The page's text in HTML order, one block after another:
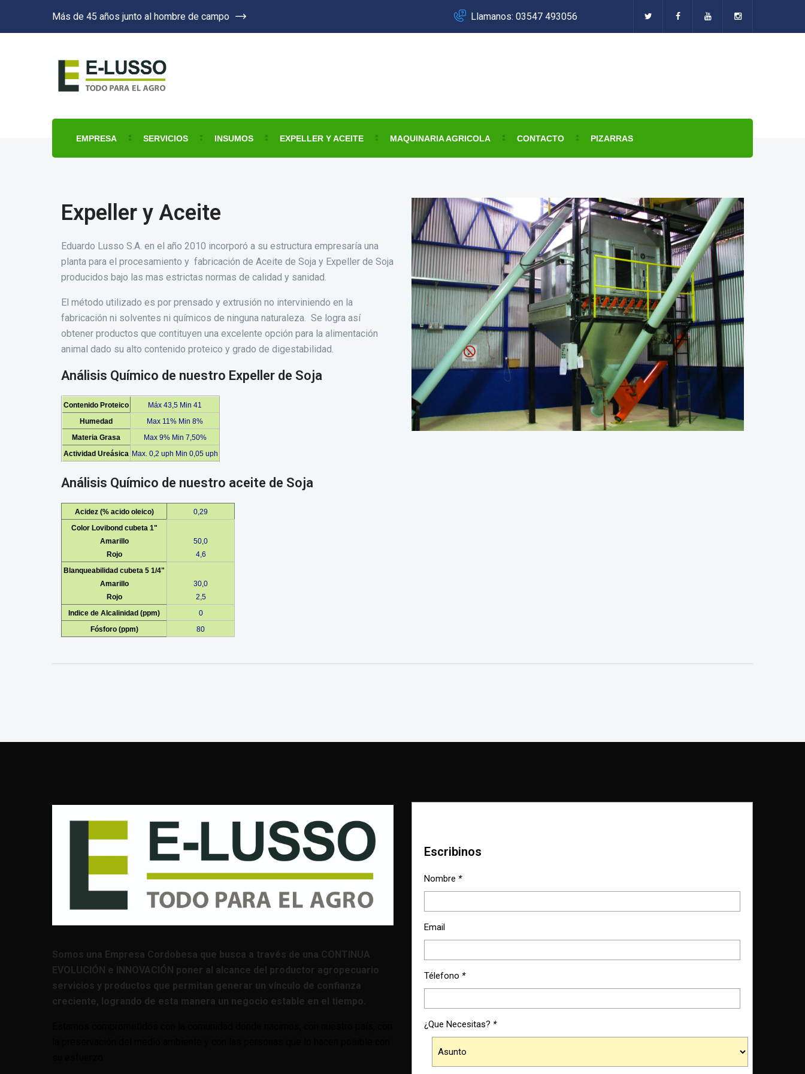
Más de 45 años junto al hombre de campo Llamanos: 03547 493056
EMPRESA SERVICIOS INSUMOS EXPELLER Y ACEITE MAQUINARIA AGRICOLA CONTACTO PIZARRAS
Expeller y Aceite
Eduardo Lusso S.A. en el año 2010 incorporó a su estructura empresaría una
planta para el procesamiento y fabricación de Aceite de Soja y Expeller de Soja
producidos bajo las mas estrictas normas de calidad y sanidad.
El método utilizado es por prensado y extrusión no interviniendo en la
fabricación ni solventes ni químicos de ninguna naturaleza. Se logra así
obtener productos que contituyen una excelente opción para la alimentación
animal dado su alto contenido proteico y grado de digestabilidad.
Análisis Químico de nuestro Expeller de Soja
Contenido Proteico
Máx 43,5 Min 41
Humedad
Max 11% Min 8%
Materia Grasa
Max 9% Min 7,50%
Actividad Ureásica Max. 0,2 uph Min 0,05 uph
Análisis Químico de nuestro aceite de Soja
Acidez (% acido oleico)
0,29
Color Lovibond cubeta 1"
Amarillo
Rojo
50,0
4,6
Blanqueabilidad cubeta 5 1/4"
Amarillo
Rojo
30,0
2,5
Indice de Alcalinidad (ppm)
0
Fósforo (ppm)
80
Somos una Empresa Cordobesa que busca a través de una CONTINUA
EVOLUCIÓN e INNOVACIÓN poner al alcance del productor agropecuario
servicios y productos que permitan generar un vínculo de confianza
creciente, logrando de esta manera un negocio estable en el tiempo.
Escribinos
Nombre *
Email
Télefono *
¿Que Necesitas? *